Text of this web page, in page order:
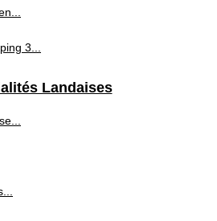
3...
Landaises